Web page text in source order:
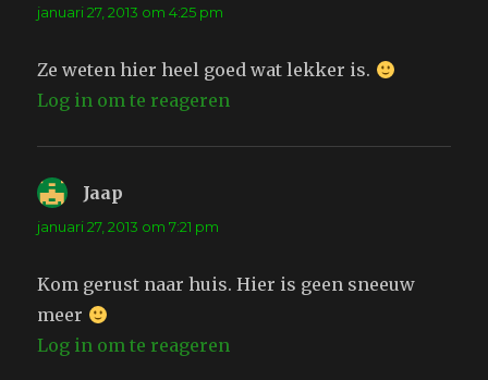
januari 27, 2013 om 4:25 pm
Ze weten hier heel goed wat lekker is.
Log in om te reageren
Jaap
januari 27, 2013 om 7:21 pm
Kom gerust naar huis. Hier is geen sneeuw
meer
Log in om te reageren